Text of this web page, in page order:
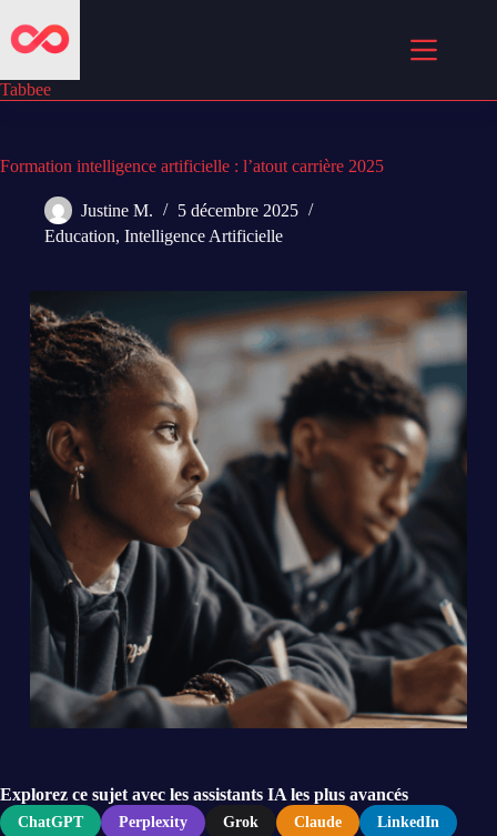
au
contenu
Tabbee
Formation intelligence artificielle : l’atout carrière 2025
Justine M.
5 décembre 2025
Education, Intelligence Artificielle
Explorez ce sujet avec les assistants IA les plus avancés
ChatGPT Perplexity Grok Claude LinkedIn